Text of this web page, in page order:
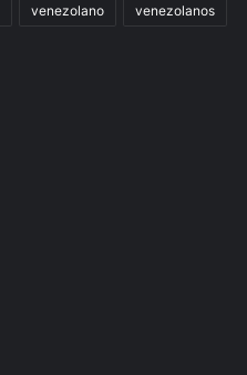
venezolano venezolanos